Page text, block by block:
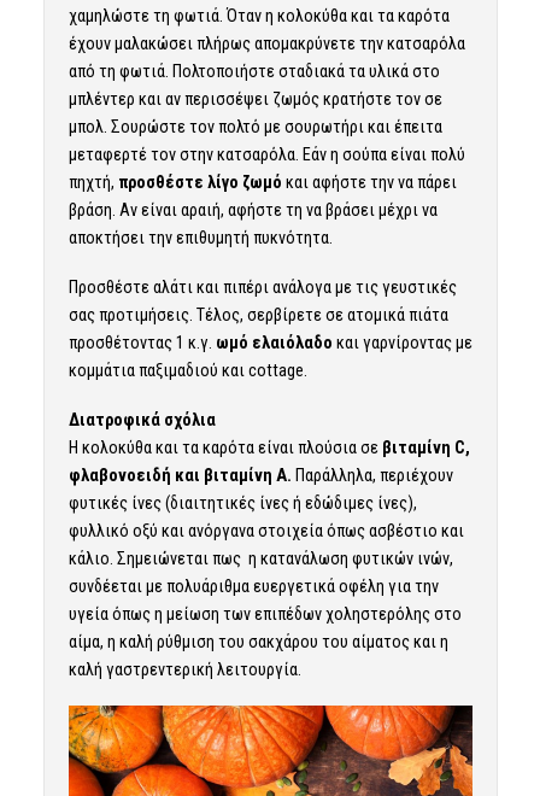
χαμηλώστε τη φωτιά. Όταν η κολοκύθα και τα καρότα
έχουν μαλακώσει πλήρως απομακρύνετε την κατσαρόλα
από τη φωτιά. Πολτοποιήστε σταδιακά τα υλικά στο
μπλέντερ και αν περισσέψει ζωμός κρατήστε τον σε
μπολ. Σουρώστε τον πολτό με σουρωτήρι και έπειτα
μεταφερτέ τον στην κατσαρόλα. Εάν η σούπα είναι πολύ
πηχτή, προσθέστε λίγο ζωμό και αφήστε την να πάρει
βράση. Αν είναι αραιή, αφήστε τη να βράσει μέχρι να
αποκτήσει την επιθυμητή πυκνότητα.
Προσθέστε αλάτι και πιπέρι ανάλογα με τις γευστικές
σας προτιμήσεις. Τέλος, σερβίρετε σε ατομικά πιάτα
προσθέτοντας 1 κ.γ. ωμό ελαιόλαδο και γαρνίροντας με
κομμάτια παξιμαδιού και cottage.
Διατροφικά σχόλια
Η κολοκύθακαι τα καρότα είναι πλούσια σε βιταμίνη C,
φλαβονοειδή και βιταμίνη Α. Παράλληλα, περιέχουν
φυτικές ίνες (διαιτητικές ίνες ή εδώδιμες ίνες),
φυλλικό οξύ και ανόργανα στοιχεία όπως ασβέστιο και
κάλιο. Σημειώνεται πως η κατανάλωση φυτικών ινών,
συνδέεται με πολυάριθμα ευεργετικά οφέλη για την
υγεία όπως η μείωση των επιπέδων χοληστερόλης στο
αίμα, η καλή ρύθμιση του σακχάρου του αίματος και η
καλή γαστρεντερική λειτουργία.